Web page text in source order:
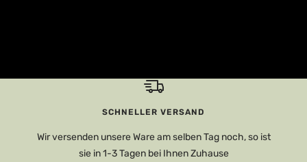
SCHNELLER VERSAND
Wir versenden unsere Ware am selben Tag noch, so ist
sie in 1-3 Tagen bei Ihnen Zuhause